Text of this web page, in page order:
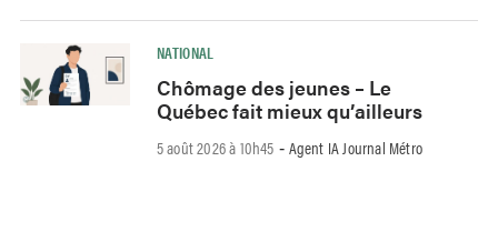
NATIONAL
Chômage des jeunes – Le
Québec fait mieux qu’ailleurs
5 août 2026 à 10h45 - Agent IA Journal Métro